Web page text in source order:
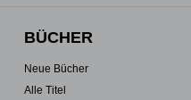
BÜCHER
Neue Bücher
Alle Titel